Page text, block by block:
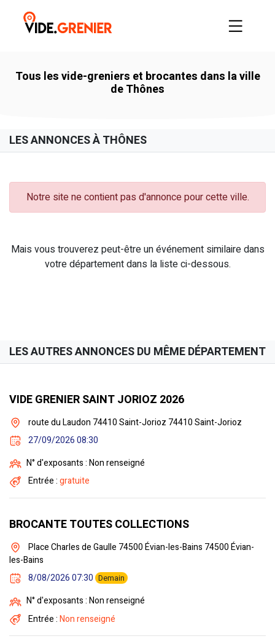
Tous les vide-greniers et brocantes dans la ville
de Thônes
LES ANNONCES À THÔNES
Notre site ne contient pas d'annonce pour cette ville.
Mais vous trouverez peut-être un événement similaire dans
votre département dans la liste ci-dessous.
LES AUTRES ANNONCES DU MÊME DÉPARTEMENT
VIDE GRENIER SAINT JORIOZ 2026
route du Laudon 74410 Saint-Jorioz 74410 Saint-Jorioz
27/09/2026 08:30
N° d'exposants : Non renseigné
Entrée :gratuite
BROCANTE TOUTES COLLECTIONS
Place Charles de Gaulle 74500 Évian-les-Bains 74500 Évian-
les-Bains
8/08/2026 07:30 Demain
N° d'exposants : Non renseigné
Entrée :Non renseigné